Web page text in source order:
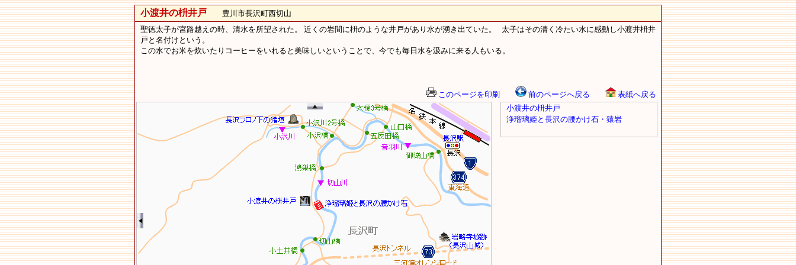
小渡井の枡井戸 豊川市長沢町西切山
聖徳太子が宮路越えの時、清水を所望された。 近くの岩間に枡のような井戸があり水が湧き出ていた。 太子はその清く冷たい水に感動し小渡井枡井
戸と名付けという。
この水でお米を炊いたりコーヒーをいれると美味しいということで、今でも毎日水を汲みに来る人もいる。
このページを印刷 前のページへ戻る 表紙へ戻る